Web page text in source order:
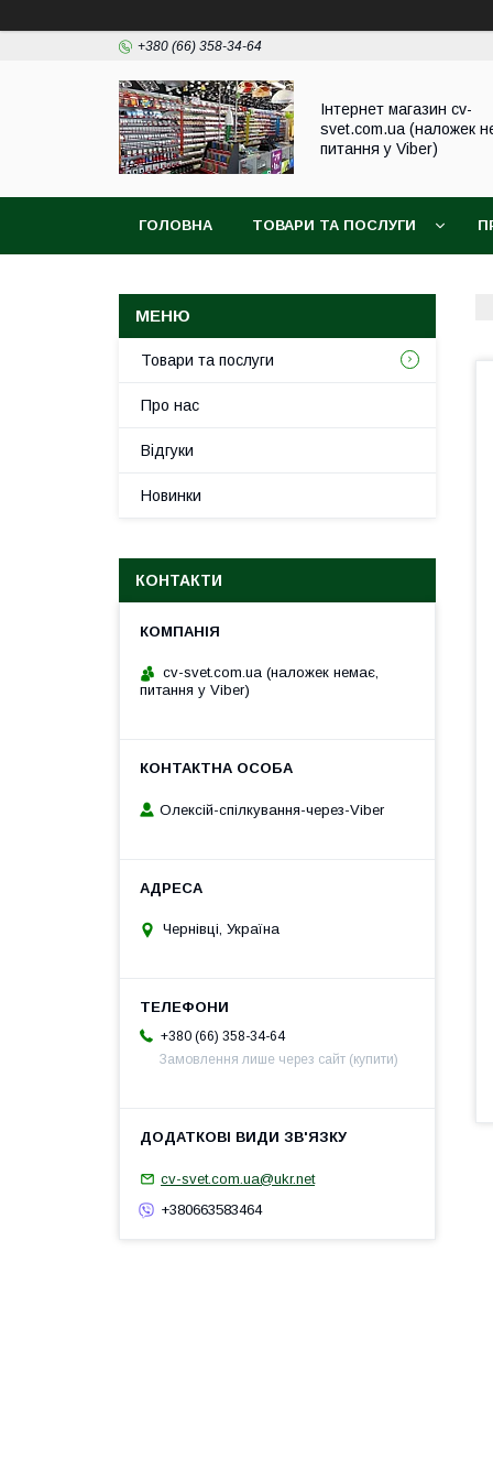
+380 (66) 358-34-64
Інтернет магазин cv-
svet.com.ua (наложек
питання у Viber)
ГОЛОВНА ТОВАРИ ТА ПОСЛУГИ
Товари та послуги
Про нас
Відгуки
Новинки
КОНТАКТИ
cv-svet.com.ua (наложек немає,
питання у Viber)
Олексій-спілкування-через-Viber
Чернівці, Україна
+380 (66) 358-34-64
Замовлення лише через сайт (купити)
cv-svet.com.ua@ukr.net
+380663583464